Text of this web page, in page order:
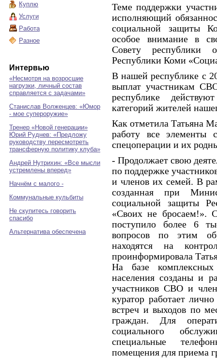
Куплю
Услуги
Работа
Разное
Интервью
«Несмотря на возросшие
нагрузки, личный состав
справляется с задачами»
Станислав Волженцев: «Юмор
- мое супероружие»
Тренер «Новой генерации»
Юрий Руднев: «Предложу
руководству пересмотреть
трансферную политику клуба»
Андрей Нутрихин: «Все мысли
устремлены вперед»
Начнём с малого -
Коммунальные кульбиты
Не скупитесь говорить
спасибо
Альтернатива обеспечена
Теме поддержки
исполняющий
социальной защиты
особое внимание в
Совету республики
Республики Коми
В нашей республике с
выплат участникам
республике
категорий жителей
Как отметила Татьяна
работу все элементы
спецоперации и их
- Продолжает свою
по поддержке
и членов их семей. В
созданная при
социальной защиты
«Своих не бросаем!».
поступило более 6
вопросов по этим
находятся на
проинформировала
На базе
населения созданы и
участников СВО и
куратор работает
встреч и выходов по
граждан. Для
социального
специальные
помещения для приема